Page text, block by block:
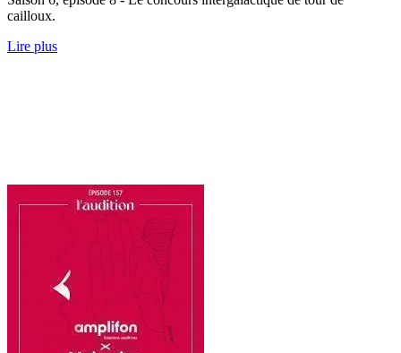
cailloux.
Lire plus